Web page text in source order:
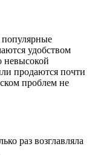
популярные
удобством
невысокой
продаются почти
проблем не
раз возглавляла